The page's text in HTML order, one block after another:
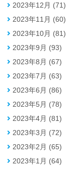
2023年12月 (71)
2023年11月 (60)
2023年10月 (81)
2023年9月 (93)
2023年8月 (67)
2023年7月 (63)
2023年6月 (86)
2023年5月 (78)
2023年4月 (81)
2023年3月 (72)
2023年2月 (65)
2023年1月 (64)